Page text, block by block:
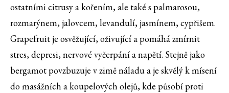
ostatními citrusy a kořením, ale také s palmarosou,
rozmarýnem, jalovcem, levandulí, jasmínem, cypřišem.
Grapefruit je osvěžující, oživující a pomáhá zmírnit
stres, depresi, nervové vyčerpání a napětí. Stejně jako
bergamot povzbuzuje v zimě náladu a je skvělý k mísení
do masážních a koupelových olejů, kde působí proti